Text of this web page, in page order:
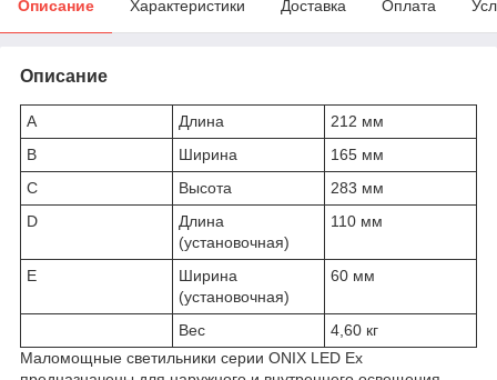
Описание Характеристики Доставка Оплата
Описание
A Длина
212 мм
B
Ширина
165 мм
C
Высота
283 мм
D
Длина
(установочная)
110 мм
E
Ширина
(установочная)
60 мм
Вес
4,60 кг
Маломощные светильники серии ONIX LED Ex